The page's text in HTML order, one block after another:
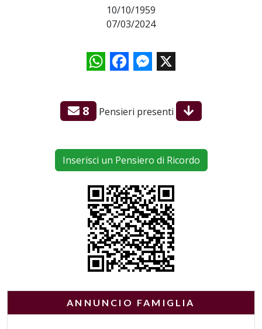
10/10/1959
07/03/2024
WhatsAppFacebookMessenger
X
8 Pensieri presenti
Inserisci un Pensiero di Ricordo
ANNUNCIO FAMIGLIA